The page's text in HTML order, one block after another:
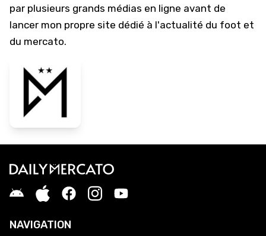
par plusieurs grands médias en ligne avant de
lancer mon propre site dédié à l'actualité du foot et
du mercato.
NAVIGATION